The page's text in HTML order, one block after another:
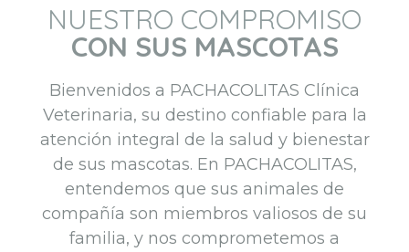
NUESTRO COMPROMISO
CON SUS MASCOTAS
Bienvenidos a PACHACOLITAS Clínica
Veterinaria, su destino confiable para la
atención integral de la salud y bienestar
de sus mascotas. En PACHACOLITAS,
entendemos que sus animales de
compañía son miembros valiosos de su
familia, y nos comprometemos a